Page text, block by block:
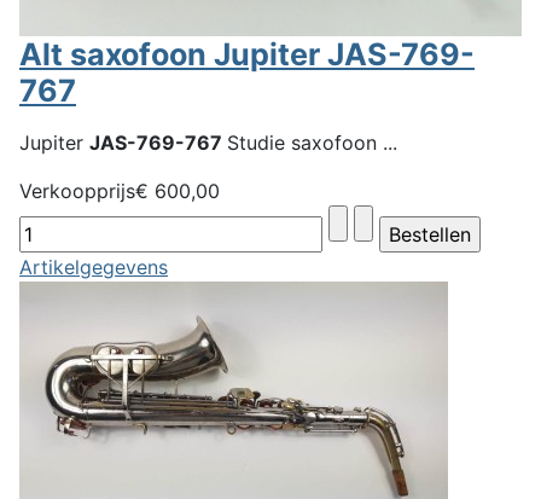
Alt saxofoon Jupiter JAS-769-
767
Jupiter JAS-769-767 Studie saxofoon ...
Verkoopprijs€ 600,00
Artikelgegevens